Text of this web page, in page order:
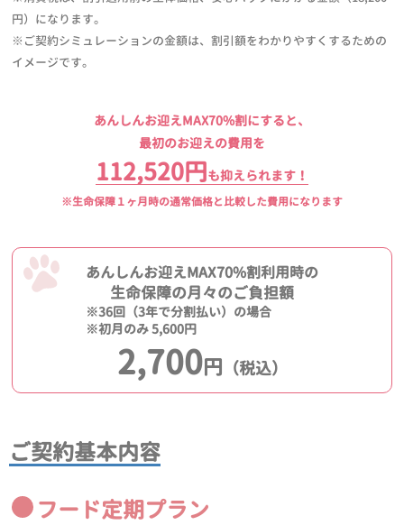
円）になります。
※ご契約シミュレーションの金額は、割引額をわかりやすくするための
イメージです。
あんしんお迎えMAX70%割にすると、
最初のお迎えの費用を
112,520円も抑えられます！
※生命保障１ヶ月時の通常価格と比較した費用になります
あんしんお迎えMAX70%割利用時の
生命保障の月々のご負担額
※36回（3年で分割払い）の場合
※初月のみ 5,600円
2,700円 （税込）
ご契約基本内容
フード定期プラン